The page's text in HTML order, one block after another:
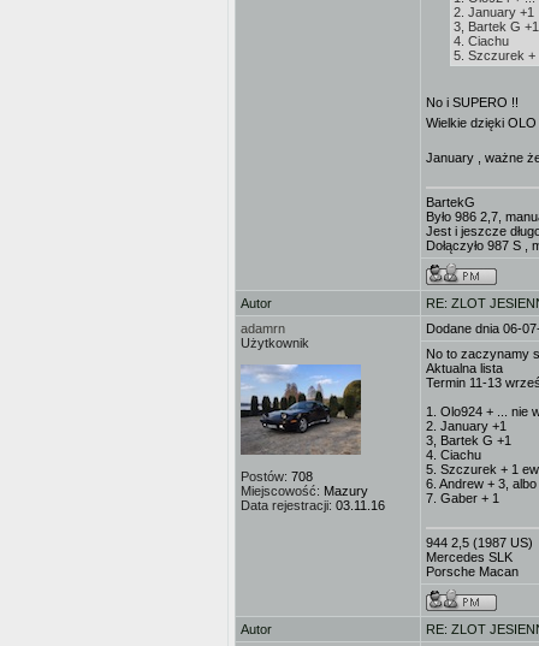
2. January +1
3, Bartek G +1
4. Ciachu
5. Szczurek +
No i SUPERO !!
Wielkie dzięki
January , ważne
BartekG
Było 986 2,7,
Jest i jeszcze
Dołączyło 987 S ,
Autor
RE: ZLOT
adamrn
Użytkownik
Postów: 708
Miejscowość: Mazury
Data rejestracji: 03.11.16
Dodane dnia 06-
No to zaczynamy
Aktualna lista
Termin 11-13
1. Olo924 + ... nie
2. January +1
3, Bartek G +1
4. Ciachu
5. Szczurek + 1
6. Andrew + 3,
7. Gaber + 1
944 2,5 (1987 US)
Mercedes SLK
Porsche Macan
Autor
RE: ZLOT